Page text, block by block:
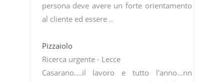
persona deve avere un forte orientamento
al cliente ed essere ..
Pizzaiolo
Ricerca urgente - Lecce
Casarano....il lavoro e tutto l'anno...nn